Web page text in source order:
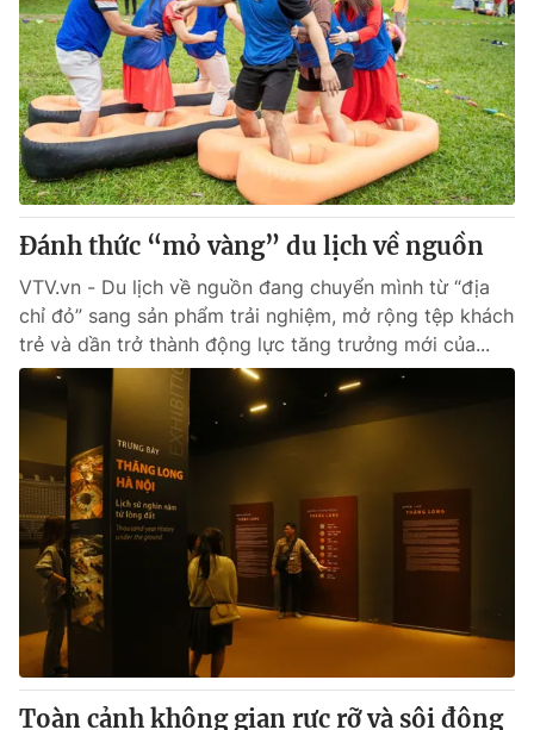
Đánh thức “mỏ vàng” du lịch về nguồn
VTV.vn - Du lịch về nguồn đang chuyển mình từ “địa
chỉ đỏ” sang sản phẩm trải nghiệm, mở rộng tệp khách
trẻ và dần trở thành động lực tăng trưởng mới của...
Toàn cảnh không gian rực rỡ và sôi động